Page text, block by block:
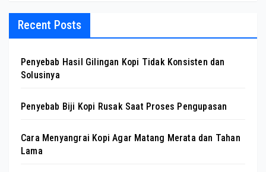
Recent Posts
Penyebab Hasil Gilingan Kopi Tidak Konsisten dan
Solusinya
Penyebab Biji Kopi Rusak Saat Proses Pengupasan
Cara Menyangrai Kopi Agar Matang Merata dan Tahan
Lama